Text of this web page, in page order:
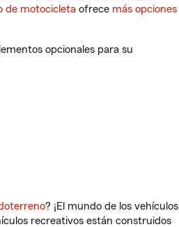
de motocicleta ofrece más opciones
opcionales para su
? ¡El mundo de los vehículos
recreativos están construidos